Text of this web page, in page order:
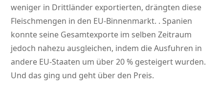
weniger in Drittländer exportierten, drängten diese
Fleischmengen in den EU-Binnenmarkt. . Spanien
konnte seine Gesamtexporte im selben Zeitraum
jedoch nahezu ausgleichen, indem die Ausfuhren in
andere EU-Staaten um über 20 % gesteigert wurden.
Und das ging und geht über den Preis.